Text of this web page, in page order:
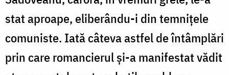
stat aproape, eliberându-i din temnițele
comuniste. Iată câteva astfel de întâmplări
prin care romancierul și-a manifestat vădit